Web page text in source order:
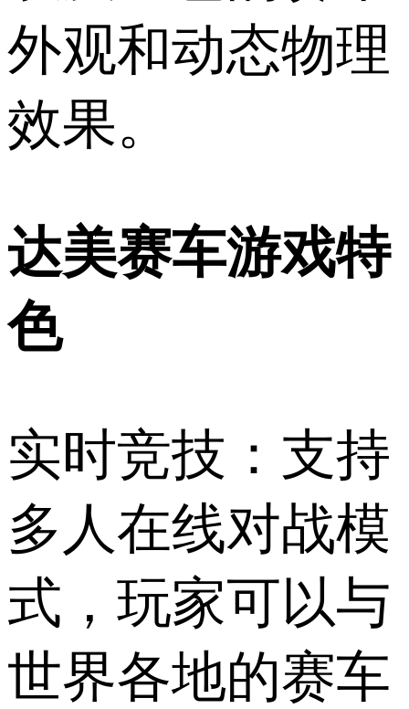
外观和动态物理
效果。
达美赛车游戏特
色
实时竞技：支持
多人在线对战模
式，玩家可以与
世界各地的赛车